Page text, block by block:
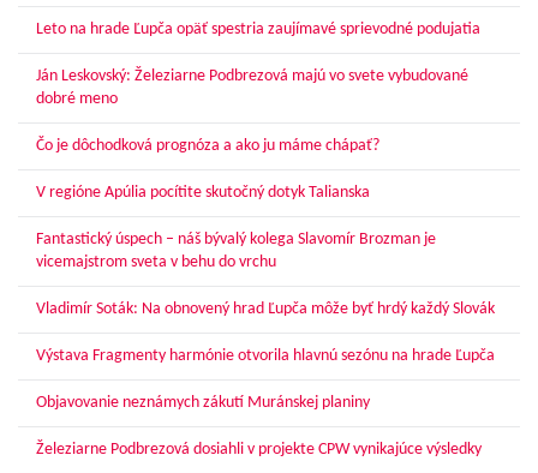
Leto na hrade Ľupča opäť spestria zaujímavé sprievodné podujatia
Ján Leskovský: Železiarne Podbrezová majú vo svete vybudované
dobré meno
Čo je dôchodková prognóza a ako ju máme chápať?
V regióne Apúlia pocítite skutočný dotyk Talianska
Fantastický úspech – náš bývalý kolega Slavomír Brozman je
vicemajstrom sveta v behu do vrchu
Vladimír Soták: Na obnovený hrad Ľupča môže byť hrdý každý Slovák
Výstava Fragmenty harmónie otvorila hlavnú sezónu na hrade Ľupča
Objavovanie neznámych zákutí Muránskej planiny
Železiarne Podbrezová dosiahli v projekte CPW vynikajúce výsledky